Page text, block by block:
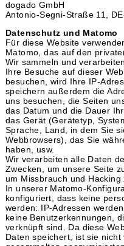
dogado GmbH
Antonio-Segni-Straße 11,
Datenschutz und Matomo
Für diese Website
Matomo, das auf den
Wir sammeln und
Ihre Besuche auf dieser
besuchen, wird Ihre IP-
speichern außerdem die
uns besuchen, die Seiten
das Datum und die Dauer
das Gerät (Gerätetyp,
Sprache, Land, in dem Sie
Webbrowsers), das Sie
haben, usw.
Wir verarbeiten alle Daten
Zwecken, um unsere Seite
um Missbrauch und
In unserer Matomo-
konfiguriert, dass keine
werden: IP-Adressen
keine Benutzerkennungen,
verknüpft sind. Da diese
Daten speichert, ist sie